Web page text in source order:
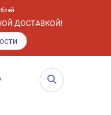
ДОСТАВКОЙ!